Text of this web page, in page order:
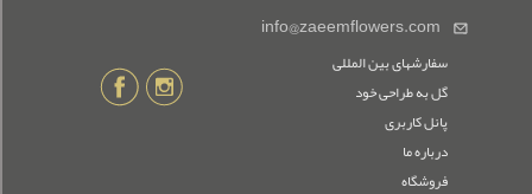
info@zaeemflowers.com
سفارشهای بین المللی
گل به طراحی خود
پانل کاربری
درباره ما
فروشگاه